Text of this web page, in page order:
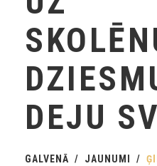
DEJU
GALVENĀ JAUNUMI